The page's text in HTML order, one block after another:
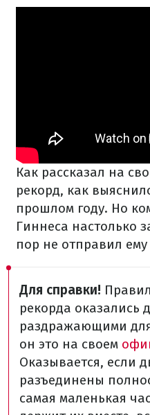
Как рассказал на
рекорд, как
прошлом году. Но
Гиннеса настолько
пор не отправил
Для справки!
рекорда оказались
раздражающими
он это на своем
Оказывается, если
разъединены
самая маленькая